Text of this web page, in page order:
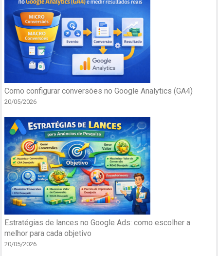
Como configurar conversões no Google Analytics (GA4)
20/05/2026
Estratégias de lances no Google Ads: como escolher a
melhor para cada objetivo
20/05/2026